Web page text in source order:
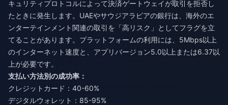
キュリティプロトコルによって決済ゲートウェイが取引を拒否し
たときに発生します。UAEやサウジアラビアの銀行は、海外のエ
ンターテインメント関連の取引を「高リスク」としてフラグを立
てることがあります。プラットフォームの利用には、5Mbps以上
のインターネット速度と、アプリバージョン5.0以上または6.37以
上が必要です。
支払い方法別の成功率：
クレジットカード：40-60%
デジタルウォレット：85-95%